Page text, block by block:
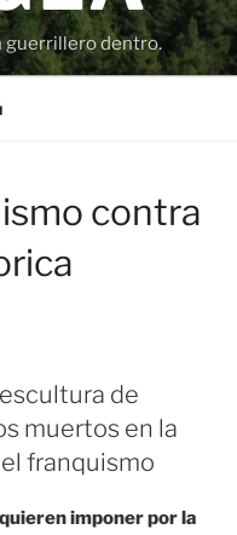
guerrillero dentro.
contra
de
muertos en la
franquismo
imponer por la